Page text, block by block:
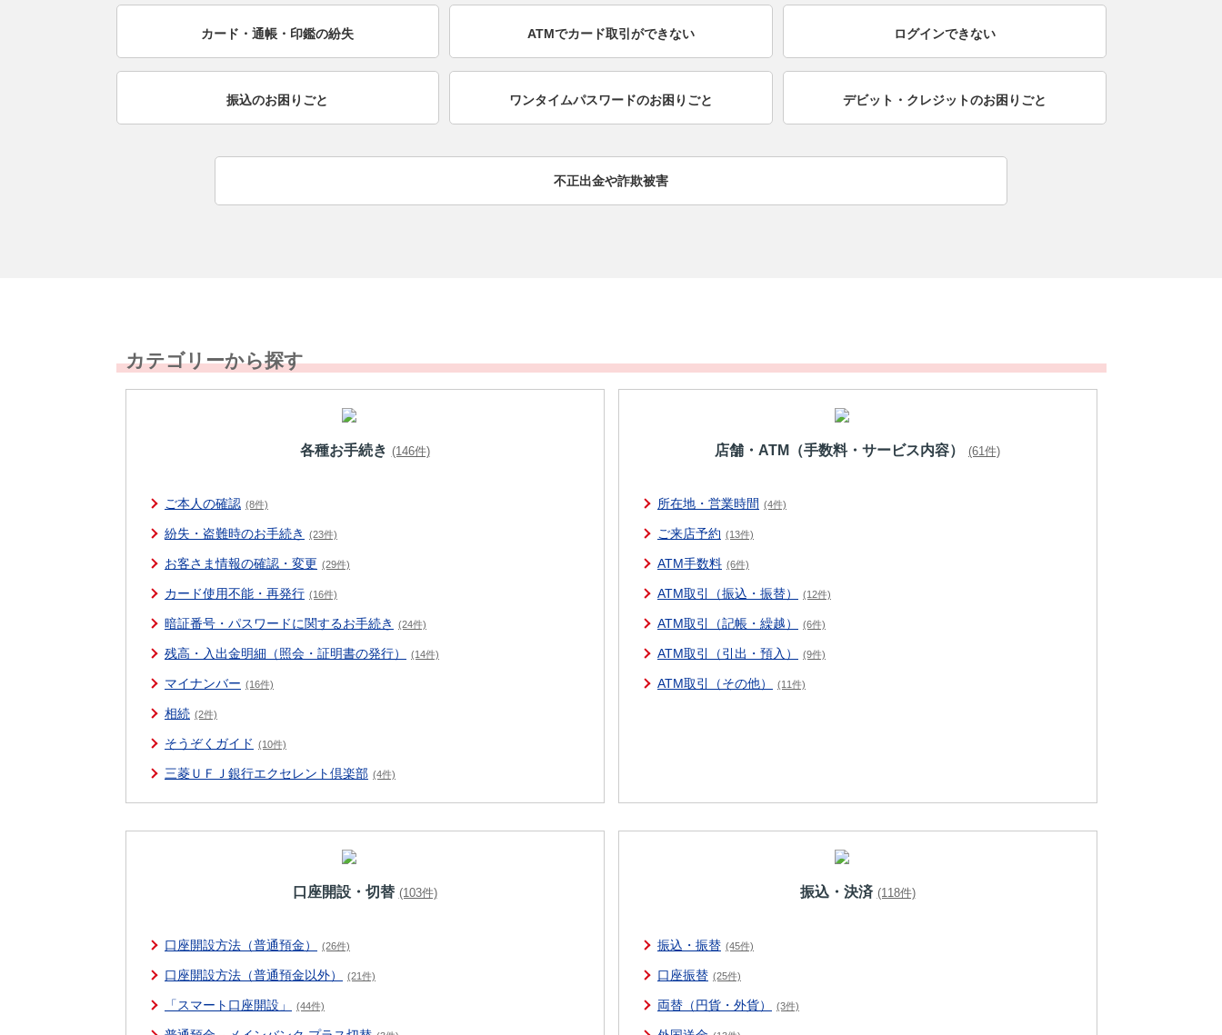
カード・通帳・印鑑の紛失 ATMでカード取引ができない ログインできない
振込のお困りごと ワンタイムパスワードのお困りごと デビット・クレジットのお困りごと
不正出金や詐欺被害
カテゴリーから探す
各種お手続き (146件)
ご本人の確認 (8件)
紛失・盗難時のお手続き (23件)
お客さま情報の確認・変更 (29件)
カード使用不能・再発行 (16件)
暗証番号・パスワードに関するお手続き (24件)
残高・入出金明細（照会・証明書の発行） (14件)
マイナンバー (16件)
相続 (2件)
そうぞくガイド (10件)
三菱ＵＦＪ銀行エクセレント倶楽部 (4件)
店舗・ATM（手数料・サービス内容） (61件)
所在地・営業時間 (4件)
ご来店予約 (13件)
ATM手数料 (6件)
ATM取引（振込・振替） (12件)
ATM取引（記帳・繰越） (6件)
ATM取引（引出・預入） (9件)
ATM取引（その他） (11件)
口座開設・切替 (103件)
口座開設方法（普通預金） (26件)
口座開設方法（普通預金以外） (21件)
「スマート口座開設」 (44件)
振込・決済 (118件)
振込・振替 (45件)
口座振替 (25件)
両替（円貨・外貨） (3件)